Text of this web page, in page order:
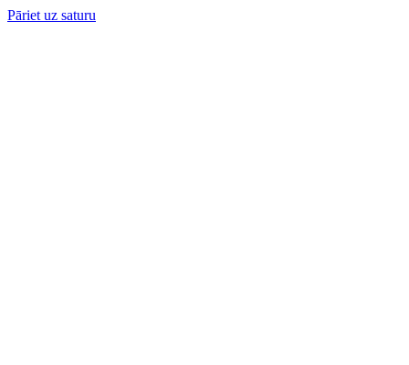
Pāriet uz saturu